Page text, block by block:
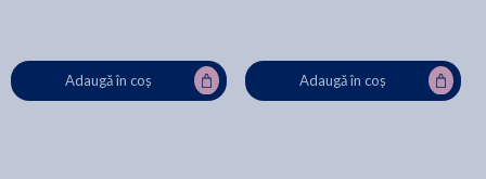
Adaugă în coș Adaugă în coș